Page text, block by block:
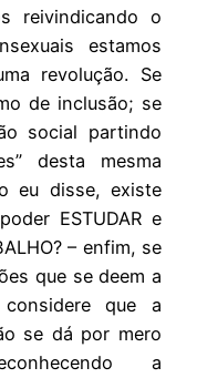
reivindicando o
estamos
revolução. Se
de inclusão; se
social partindo
desta mesma
eu disse, existe
ESTUDAR e
– enfim, se
que se deem a
que a
se dá por mero
a